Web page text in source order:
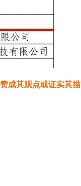
成其观点或证实其描